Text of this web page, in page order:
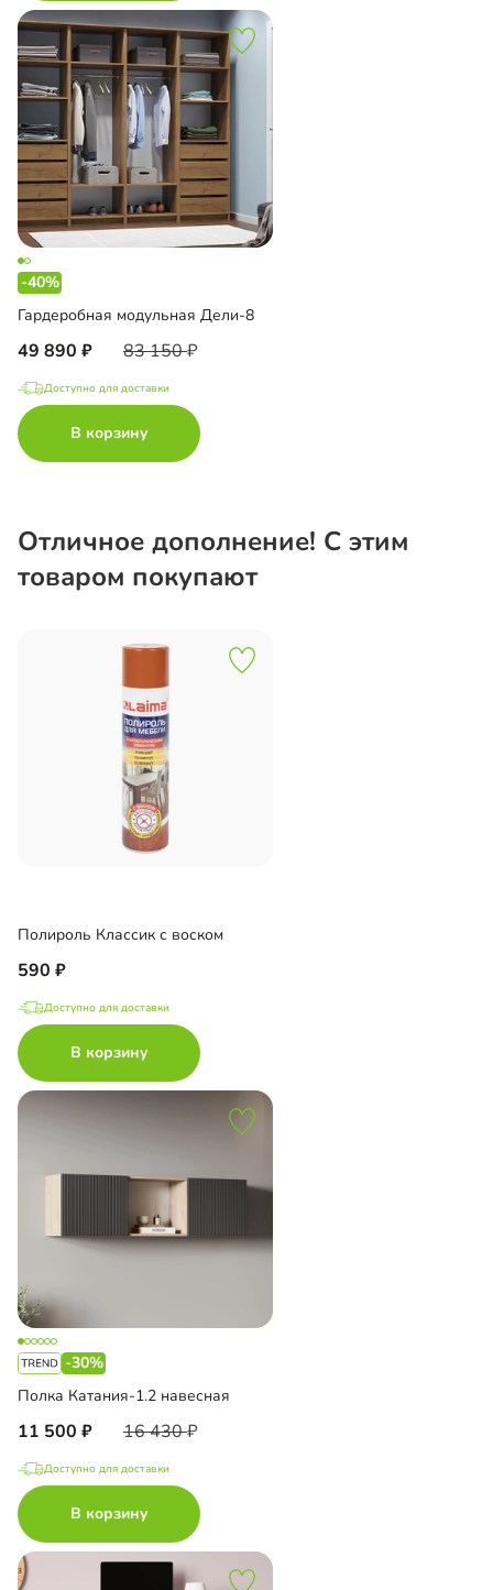
-40%
Гардеробная модульная Дели-8
49 890 83 150
Доступно для доставки
В корзину
Отличное дополнение! С этим
товаром покупают
Полироль Классик с воском
590
Доступно для доставки
В корзину
-30%
Полка Катания-1.2 навесная
11 500 16 430
Доступно для доставки
В корзину